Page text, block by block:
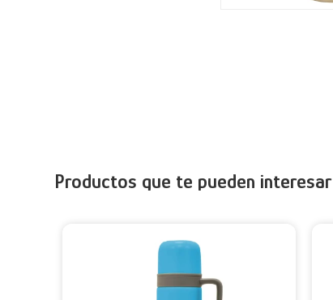
Productos que te pueden interesar